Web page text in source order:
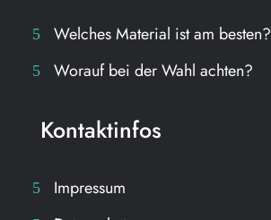
Welches Material ist am besten?
Worauf bei der Wahl achten?
Kontaktinfos
Impressum